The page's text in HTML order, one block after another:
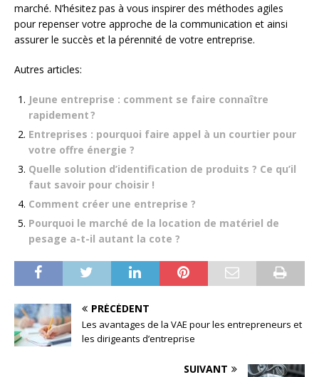
marché. N’hésitez pas à vous inspirer des méthodes agiles
pour repenser votre approche de la communication et ainsi
assurer le succès et la pérennité de votre entreprise.
Autres articles:
Jeune entreprise : comment se faire connaître
rapidement ?
Entreprises : pourquoi faire appel à un courtier pour
votre offre énergie ?
Quelle solution d’identification de produits ? Ce qu’il
faut savoir pour choisir !
Comment créer une entreprise ?
Pourquoi le marché de la location de matériel de
pesage a-t-il autant la cote ?
PRÉCÉDENT
Les avantages de la VAE pour les entrepreneurs et
les dirigeants d’entreprise
SUIVANT